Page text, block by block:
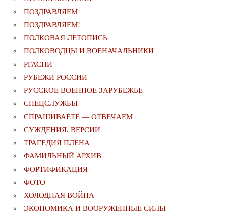
ПОЗДРАВЛЯЕМ
ПОЗДРАВЛЯЕМ!
ПОЛКОВАЯ ЛЕТОПИСЬ
ПОЛКОВОДЦЫ И ВОЕНАЧАЛЬНИКИ
РГАСПИ
РУБЕЖИ РОССИИ
РУССКОЕ ВОЕННОЕ ЗАРУБЕЖЬЕ
СПЕЦСЛУЖБЫ
СПРАШИВАЕТЕ — ОТВЕЧАЕМ
СУЖДЕНИЯ. ВЕРСИИ
ТРАГЕДИЯ ПЛЕНА
ФАМИЛЬНЫЙ АРХИВ
ФОРТИФИКАЦИЯ
ФОТО
ХОЛОДНАЯ ВОЙНА
ЭКОНОМИКА И ВООРУЖЁННЫЕ СИЛЫ